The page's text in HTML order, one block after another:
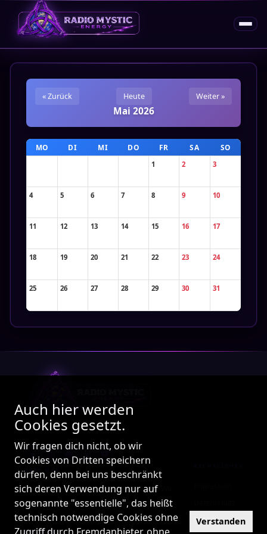
Auch hier werden
Cookies gesetzt.
Wir fragen dich nicht, ob wir
Cookies von Dritten speichern
dürfen, denn bei uns beschränkt
sich deren Verwendung nur auf
sogenannte "essentielle", das heißt
technisch notwendige Cookies ohne
Verstanden
« Zurück Heute Weiter »
Mai 2026
MO DI MI DO FR SA SO
1 2 3
4 5 6 7 8 9 10
11 12 13 14 15 16 17
18 19 20 21 22 23 24
25 26 27 28 29 30 31
ÜBER UNS
24/7 Internetradio mit Herz und Seele. Wir
sind mehr als nur ein Radio – wir sind eine
Familie!
Kontakt
PARTNER